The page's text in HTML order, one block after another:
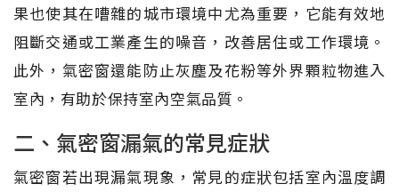
果也使其在嘈雜的城市環境中尤為重要，它能有效地
阻斷交通或工業產生的噪音，改善居住或工作環境。
此外，氣密窗還能防止灰塵及花粉等外界顆粒物進入
室內，有助於保持室內空氣品質。
二、氣密窗漏氣的常見症狀
氣密窗若出現漏氣現象，常見的症狀包括室內溫度調